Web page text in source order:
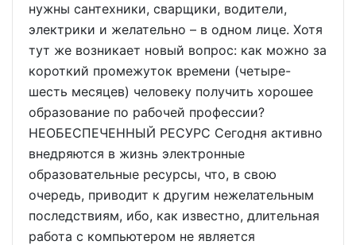
нужны сантехники, сварщики, водители,
электрики и желательно – в одном лице. Хотя
тут же возникает новый вопрос: как можно за
короткий промежуток времени (четыре-
шесть месяцев) человеку получить хорошее
образование по рабочей профессии?
НЕОБЕСПЕЧЕННЫЙ РЕСУРС Сегодня активно
внедряются в жизнь электронные
образовательные ресурсы, что, в свою
очередь, приводит к другим нежелательным
последствиям, ибо, как известно, длительная
работа с компьютером не является